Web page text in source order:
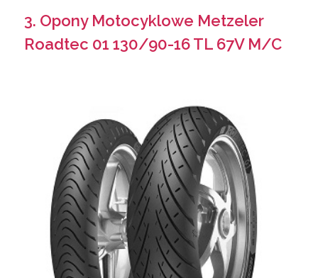
3. Opony Motocyklowe Metzeler
Roadtec 01 130/90-16 TL 67V M/C